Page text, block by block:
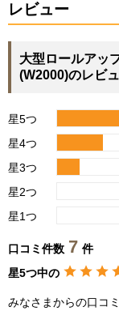
レビュー
大型ロールアッ
(W2000)のレビ
星5つ
星4つ
星3つ
星2つ
星1つ
口コミ件数 7 件
星5つ中の
みなさまからの口コ